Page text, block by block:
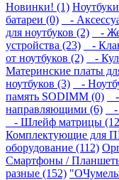
Новинки! (1)
батареи (0)
-
для ноутбуков (2)
-
устройства (23)
-
от ноутбуков (2)
-
Материнские платы
ноутбуков (3)
-
память SODIMM (0)
-
направляющими (6)
-
- Шлейф матрицы
Комплектующие для
оборудование (112)
Смартфоны /
разные (152)